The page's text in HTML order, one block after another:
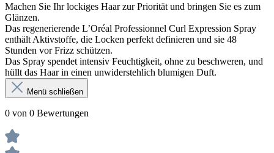
Machen Sie Ihr lockiges Haar zur Priorität und bringen Sie es zum
Glänzen.
Das regenerierende L’Oréal Professionnel Curl Expression Spray
enthält Aktivstoffe, die Locken perfekt definieren und sie 48
Stunden vor Frizz schützen.
Das Spray spendet intensiv Feuchtigkeit, ohne zu beschweren, und
hüllt das Haar in einen unwiderstehlich blumigen Duft.
Menü schließen
0 von 0 Bewertungen